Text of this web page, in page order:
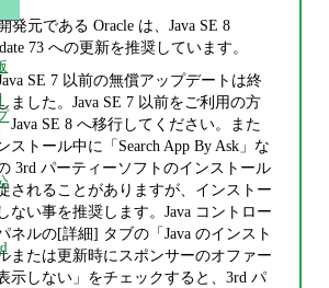
発元である Oracle は、Java SE 8
73 への更新を推奨しています。
SE 7 以前の無償アップデートは終
ました。Java SE 7 以前をご利用の方
Java SE 8 へ移行してください。また
ストール中に「Search App By Ask」な
3rd パーティーソフトのインストール
されることがありますが、インストー
ない事を推奨します。Java コントロー
ネルの[詳細] タブの「Java のインスト
または更新時にスポンサーのオファー
示しない」をチェックすると、3rd パ